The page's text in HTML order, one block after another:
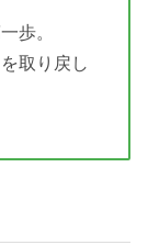
歩。
取り戻し